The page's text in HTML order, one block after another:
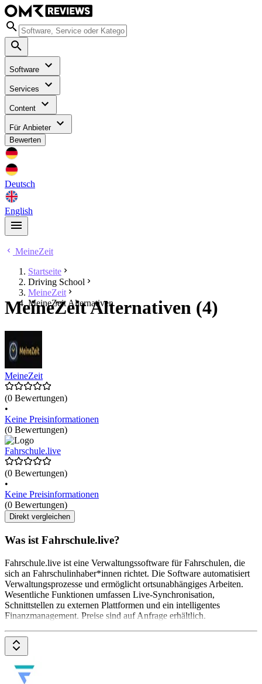
Software
Services
Content
Für Anbieter
Bewerten
Deutsch
English
MeineZeit
Startseite
Driving School
MeineZeit
MeineZeit Alternativen
MeineZeit Alternativen (4)
MeineZeit
(0 Bewertungen)
•
Keine Preisinformationen
(0 Bewertungen)
Fahrschule.live
(0 Bewertungen)
•
Keine Preisinformationen
(0 Bewertungen)
Direkt vergleichen
Was ist Fahrschule.live?
Fahrschule.live ist eine Verwaltungssoftware für Fahrschulen, die
sich an Fahrschulinhaber*innen richtet. Die Software automatisiert
Verwaltungsprozesse und ermöglicht ortsunabhängiges Arbeiten.
Wesentliche Funktionen umfassen Live-Synchronisation,
Schnittstellen zu externen Plattformen und ein intelligentes
Finanzmanagement. Preise sind auf Anfrage erhältlich.